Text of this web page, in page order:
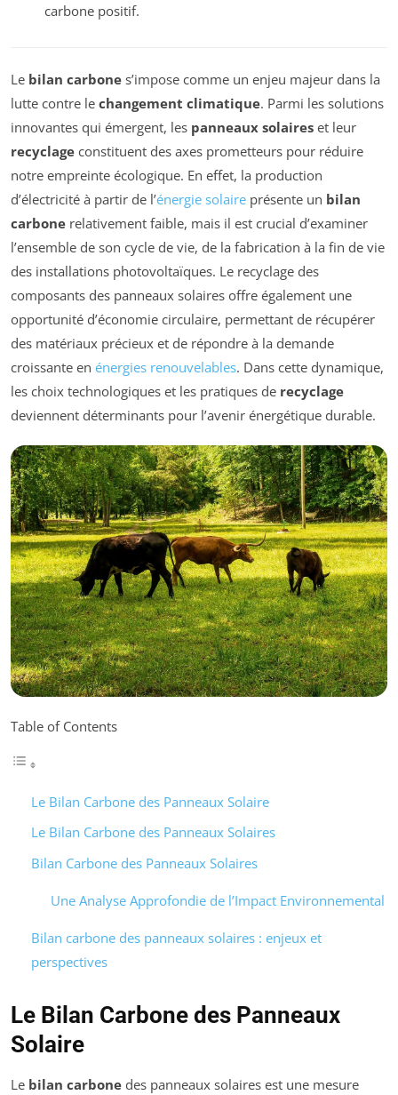
carbone positif.
Le bilan carbone s’impose comme un enjeu majeur dans la
lutte contre le changement climatique. Parmi les solutions
innovantes qui émergent, les panneaux solaires et leur
recyclage constituent des axes prometteurs pour réduire
notre empreinte écologique. En effet, la production
d’électricité à partir de l’énergie solaire présente un bilan
carbone relativement faible, mais il est crucial d’examiner
l’ensemble de son cycle de vie, de la fabrication à la fin de vie
des installations photovoltaïques. Le recyclage des
composants des panneaux solaires offre également une
opportunité d’économie circulaire, permettant de récupérer
des matériaux précieux et de répondre à la demande
croissante en énergies renouvelables. Dans cette dynamique,
les choix technologiques et les pratiques de recyclage
deviennent déterminants pour l’avenir énergétique durable.
Table of Contents
Le Bilan Carbone des Panneaux Solaire
Le Bilan Carbone des Panneaux Solaires
Bilan Carbone des Panneaux Solaires
Une Analyse Approfondie de l’Impact Environnemental
Bilan carbone des panneaux solaires : enjeux et
perspectives
Le Bilan Carbone des Panneaux
Solaire
Le bilan carbone des panneaux solaires est une mesure